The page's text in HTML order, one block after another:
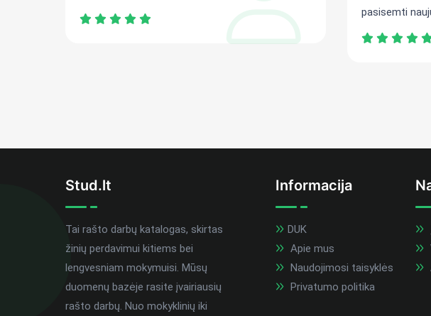
pasisemti
Stud.lt
Tai rašto darbų katalogas, skirtas
žinių perdavimui kitiems bei
lengvesniam mokymuisi. Mūsų
duomenų bazėje rasite įvairiausių
rašto darbų. Nuo mokyklinių iki
Informacija
DUK
Apie mus
Naudojimosi taisyklės
Privatumo politika